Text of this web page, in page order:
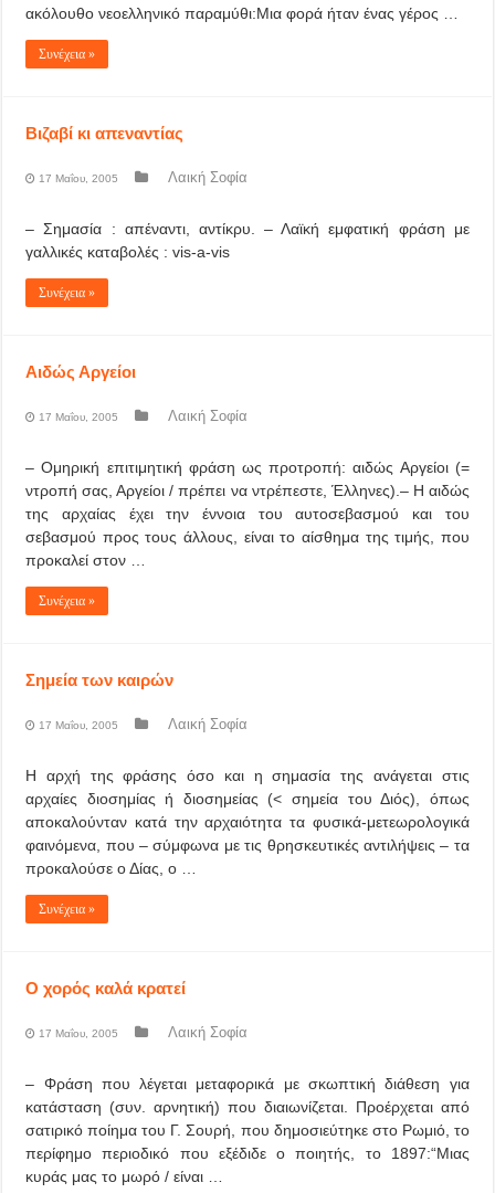
ακόλουθο νεοελληνικό παραμύθι:Μια φορά ήταν ένας γέρος …
Συνέχεια »
Βιζαβί κι απεναντίας
17 Μαΐου, 2005 Λαική Σοφία
– Σημασία : απέναντι, αντίκρυ. – Λαϊκή εμφατική φράση με
γαλλικές καταβολές : vis-a-vis
Συνέχεια »
Αιδώς Αργείοι
17 Μαΐου, 2005 Λαική Σοφία
– Ομηρική επιτιμητική φράση ως προτροπή: αιδώς Αργείοι (=
ντροπή σας, Αργείοι / πρέπει να ντρέπεστε, Έλληνες).– Η αιδώς
της αρχαίας έχει την έννοια του αυτοσεβασμού και του
σεβασμού προς τους άλλους, είναι το αίσθημα της τιμής, που
προκαλεί στον …
Συνέχεια »
Σημεία των καιρών
17 Μαΐου, 2005 Λαική Σοφία
Η αρχή της φράσης όσο και η σημασία της ανάγεται στις
αρχαίες διοσημίας ή διοσημείας (< σημεία του Διός), όπως
αποκαλούνταν κατά την αρχαιότητα τα φυσικά-μετεωρολογικά
φαινόμενα, που – σύμφωνα με τις θρησκευτικές αντιλήψεις – τα
προκαλούσε ο Δίας, ο …
Συνέχεια »
Ο χορός καλά κρατεί
17 Μαΐου, 2005 Λαική Σοφία
– Φράση που λέγεται μεταφορικά με σκωπτική διάθεση για
κατάσταση (συν. αρνητική) που διαιωνίζεται. Προέρχεται από
σατιρικό ποίημα του Γ. Σουρή, που δημοσιεύτηκε στο Ρωμιό, το
περίφημο περιοδικό που εξέδιδε ο ποιητής, το 1897:“Μιας
κυράς μας το μωρό / είναι …